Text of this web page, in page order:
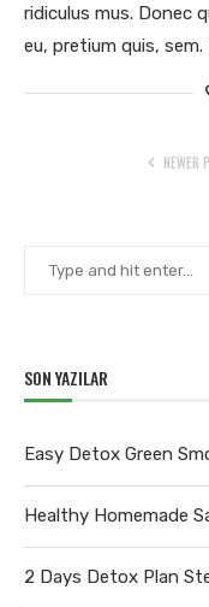
ridiculus mus. Donec
eu, pretium quis, sem.
NEWER
SON YAZILAR
Easy Detox Green
Healthy Homemade
2 Days Detox Plan